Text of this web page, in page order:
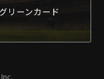
リーンカード